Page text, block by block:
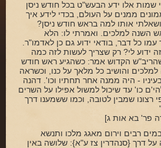
שמות אלו ידע הבעש"ט בכל חודש ניסן
ממנים על העולם, בכדי לידע איך
אותו למה בראש חודש ניסן?
השנה למלכים. ואמרתי לו: הלא
כל דבר, בודאי ידוע גם כן לאדמו"ר.
ידוע לי? רק שצריך לעשות לזה כמה
שהריב"ש הקדוש אמר: כשהגיע ראש חודש
והושיב כל מלאך על כנו, וכשראה
- היה ממנה אחר תחתיו וכו'. דהנה
כו' עד שיכול למשול אפילו על השרים
רצונו שמבין לטובה, וכמו ששמענו דרך
פר' בא אות ג]
במים רבים וירום מאגג מלכו ותנשא
דרך {סנהדרין צז ע"א}: שלושה באין